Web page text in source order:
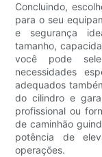
Concluindo,
para o seu
e segurança
tamanho,
você pode
necessidades
adequados
do cilindro e
profissional ou
de caminhão
potência de
operações.